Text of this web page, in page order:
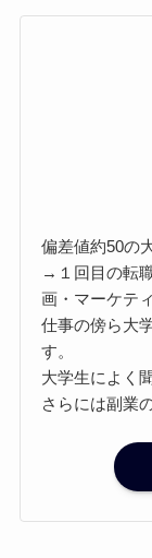
偏差値約50の
→１回目の転
画・マーケテ
仕事の傍ら大
す。
大学生によく
さらには副業